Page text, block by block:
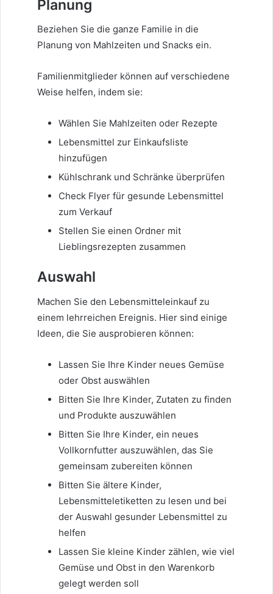
Planung
Beziehen Sie die ganze Familie in die
Planung von Mahlzeiten und Snacks ein.
Familienmitglieder können auf verschiedene
Weise helfen, indem sie:
Wählen Sie Mahlzeiten oder Rezepte
Lebensmittel zur Einkaufsliste
hinzufügen
Kühlschrank und Schränke überprüfen
Check Flyer für gesunde Lebensmittel
zum Verkauf
Stellen Sie einen Ordner mit
Lieblingsrezepten zusammen
Auswahl
Machen Sie den Lebensmitteleinkauf zu
einem lehrreichen Ereignis. Hier sind einige
Ideen, die Sie ausprobieren können:
Lassen Sie Ihre Kinder neues Gemüse
oder Obst auswählen
Bitten Sie Ihre Kinder, Zutaten zu finden
und Produkte auszuwählen
Bitten Sie Ihre Kinder, ein neues
Vollkornfutter auszuwählen, das Sie
gemeinsam zubereiten können
Bitten Sie ältere Kinder,
Lebensmitteletiketten zu lesen und bei
der Auswahl gesunder Lebensmittel zu
helfen
Lassen Sie kleine Kinder zählen, wie viel
Gemüse und Obst in den Warenkorb
gelegt werden soll